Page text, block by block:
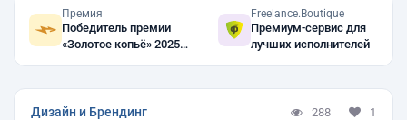
Премия
Победитель премии
«Золотое копьё» 2025,
Freelance.Boutique
Премиум-сервис для
лучших исполнителей
Дизайн и Брендинг 288 1